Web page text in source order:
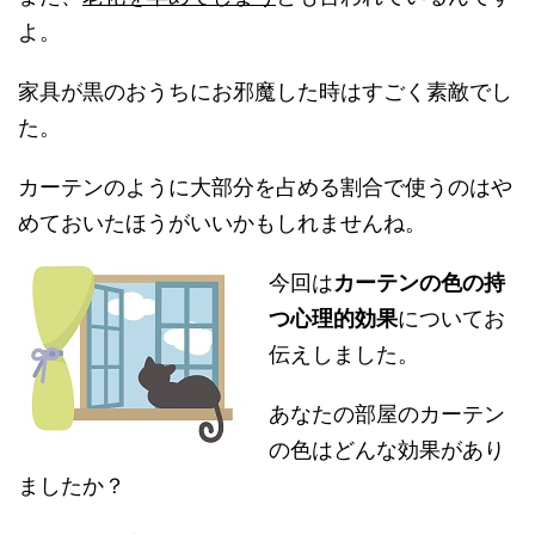
よ。
家具が黒のおうちにお邪魔した時はすごく素敵でし
た。
カーテンのように大部分を占める割合で使うのはや
めておいたほうがいいかもしれませんね。
今回はカーテンの色の持
つ心理的効果についてお
伝えしました。
あなたの部屋のカーテン
の色はどんな効果があり
ましたか？